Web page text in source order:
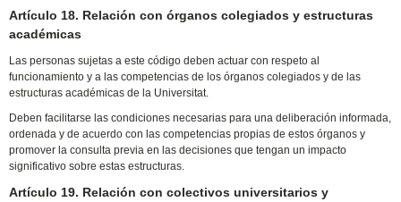
Artículo 18. Relación con órganos colegiados y estructuras
académicas
Las personas sujetas a este código deben actuar con respeto al
funcionamiento y a las competencias de los órganos colegiados y de las
estructuras académicas de la Universitat.
Deben facilitarse las condiciones necesarias para una deliberación informada,
ordenada y de acuerdo con las competencias propias de estos órganos y
promover la consulta previa en las decisiones que tengan un impacto
significativo sobre estas estructuras.
Artículo 19. Relación con colectivos universitarios y